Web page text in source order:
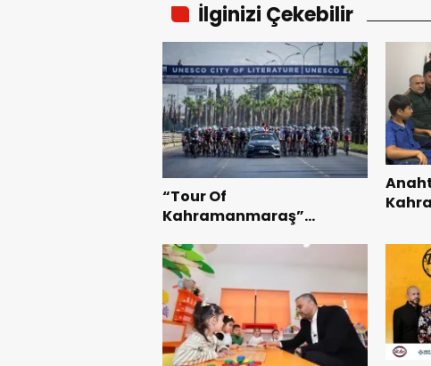
İlginizi Çekebilir
“Tour Of
Kahramanmaraş”
Turnuvası Tamamlandı.